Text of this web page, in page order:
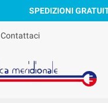
SPEDIZIONI
Contattaci